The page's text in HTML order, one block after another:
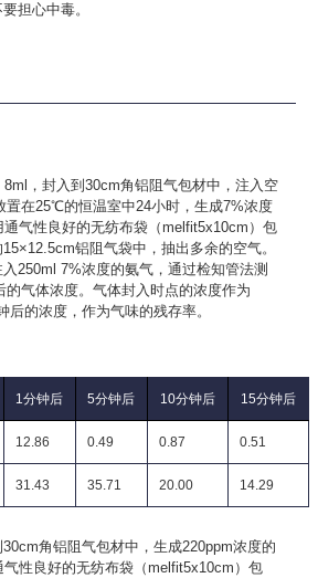
担心中毒。
，封入到30cm角铝阻气包材中，注入空
置在25℃的恒温室中24小时，生成7%浓度
通气性良好的无纺布袋（melfit5x10cm）包
铝阻气袋中，抽出多余的空气。
250ml 7%浓度的氨气，通过检知管法测
的气体浓度。气体封入时点的浓度作为
后的浓度，作为气味的残存率。
1分钟后 5分钟后 10分钟后 15分钟后
12.86 0.49 0.87 0.51
31.43 35.71 20.00 14.29
角铝阻气包材中，生成220ppm浓度的
性良好的无纺布袋（melfit5x10cm）包